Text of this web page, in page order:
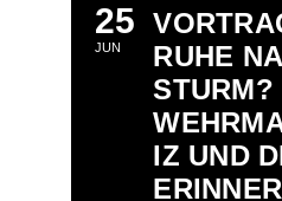
25
JUN
RUHE
STURM?
IZ UND